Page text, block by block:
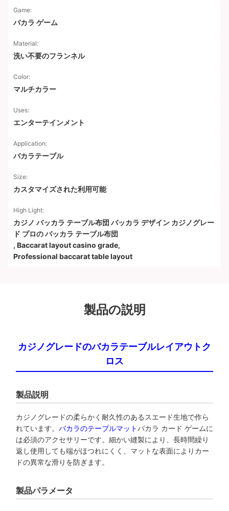
Game:
バカラ ゲーム
Material:
洗い不要のフランネル
Color:
マルチカラー
Uses:
エンターテインメント
Application:
バカラテーブル
Size:
カスタマイズされた利用可能
High Light:
カジノ バッカラ テーブル布団 バッカラ デザイン カジノグレー
ド プロの バッカラ テーブル布団
, Baccarat layout casino grade,
Professional baccarat table layout
製品の説明
カジノグレードのバカラテーブルレイアウトク
ロス
製品説明
カジノグレードの柔らかく耐久性のあるスエード生地で作ら
れています。 バカラのテーブルマットバカラ カード ゲームに
は必須のアクセサリーです。細かい縫製により、長時間繰り
返し使用しても端がほつれにくく、マットな表面によりカー
ドの異常な滑りを防ぎます。
製品パラメータ